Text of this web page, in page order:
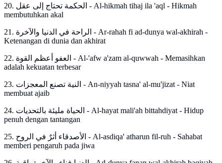
20. الحكمة تحتاج إلى عقل - Al-hikmah tihaj ila 'aql - Hikmah
membutuhkan akal
21. الراحة في الدنيا والآخرة - Ar-rahah fi ad-dunya wal-akhirah -
Ketenangan di dunia dan akhirat
22. العفو أعظم القوة - Al-'afw a'zam al-quwwah - Memasihkan
adalah kekuatan terbesar
23. النية تصنع المعجزات - An-niyyah tasna' al-mu'jizat - Niat
membuat ajaib
24. الحياة مليئة بالتحديات - Al-hayat mali'ah bittahdiyat - Hidup
penuh dengan tantangan
25. الأصدقاء أثرٌ في الروح - Al-asdiqa' atharun fil-ruh - Sahabat
memberi pengaruh pada jiwa